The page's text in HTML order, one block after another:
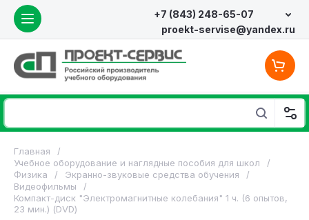
+7 (843) 248-65-07
proekt-servise@yandex.ru
Главная
/
Учебное оборудование и наглядные пособия для школ
/
Физика
/ Экранно-звуковые средства обучения
/
Видеофильмы
/
Компакт-диск "Электромагнитные колебания" 1 ч. (6 опытов,
23 мин.) (DVD)